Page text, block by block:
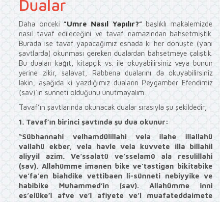
Dualar
Daha önceki ”Umre Nasıl Yapılır?” başlıklı makalemizde
nasıl tavaf edileceğini ve tavaf namazından bahsetmiştik.
Burada ise tavaf yapacağımız esnada ki her dönüşte (yani
şavtlarda) okunması gereken dualardan bahsetmeye çalıştık.
Bu duaları kağıt, kitapçık vs. ile okuyabilirsiniz veya bunun
yerine zikir, salavat, Rabbena dualarını da okuyabilirsiniz
lakin, aşağıda ki yazdığımız duaların Peygamber Efendimiz
(sav)’in sünneti olduğunu unutmayalım.
Tavaf’ın şavtlarında okunacak dualar sırasıyla şu şekildedir;
1. Tavaf’ın birinci şavtında şu dua okunur:
“Sübhannahi velhamdülillahi vela ilahe illallahü
vallahü ekber, vela havle vela kuvvete illa billahil
aliyyil azim. Ve’ssalatü ve’sselamü ala resulillahi
(sav). Allahümme imanen bike ve’tastigan bikitabike
ve’fa’en biahdike vettibaen li-sünneti nebiyyike ve
habibike Muhammed’in (sav). Allahümme inni
es’elüke’l afve ve’l afiyete ve’l muafateddaimete